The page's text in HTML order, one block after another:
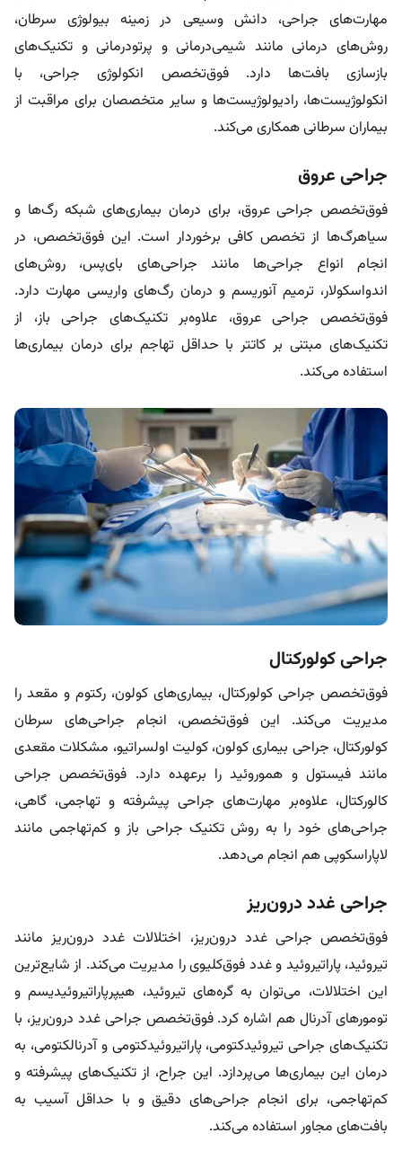
مهارت‌های جراحی، دانش وسیعی در زمینه بیولوژی سرطان،
روش‌های درمانی مانند شیمی‌درمانی و پرتودرمانی و تکنیک‌های
بازسازی بافت‌ها دارد. فوق‌تخصص انکولوژی جراحی، با
انکولوژیست‌ها، رادیولوژیست‌ها و سایر متخصصان برای مراقبت از
بیماران سرطانی همکاری می‌کند.
جراحی عروق
فوق‌تخصص جراحی عروق، برای درمان بیماری‌های شبکه رگ‌ها و
سیاهرگ‌ها از تخصص کافی برخوردار است. این فوق‌تخصص، در
انجام انواع جراحی‌ها مانند جراحی‌های بای‌پس، روش‌های
اندواسکولار، ترمیم آنوریسم و درمان رگ‌های واریسی مهارت دارد.
فوق‌تخصص جراحی عروق، علاوه‌بر تکنیک‌های جراحی باز، از
تکنیک‌های مبتنی بر کاتتر با حداقل تهاجم برای درمان بیماری‌ها
استفاده می‌کند.
جراحی کولورکتال
فوق‌تخصص جراحی کولورکتال، بیماری‌های کولون، رکتوم و مقعد را
مدیریت می‌کند. این فوق‌تخصص، انجام جراحی‌های سرطان
کولورکتال، جراحی بیماری کولون، کولیت اولسراتیو، مشکلات مقعدی
مانند فیستول و هموروئید را برعهده دارد. فوق‌تخصص جراحی
کالورکتال، علاوه‌بر مهارت‌های جراحی پیشرفته و تهاجمی، گاهی،
جراحی‌های خود را به روش تکنیک جراحی باز و کم‌تهاجمی مانند
لاپاراسکوپی هم انجام می‌دهد.
جراحی غدد درون‌ریز
فوق‌تخصص جراحی غدد درون‌ریز، اختلالات غدد درون‌ریز مانند
تیروئید، پاراتیروئید و غدد فوق‌کلیوی را مدیریت می‌کند. از شایع‌ترین
این اختلالات، می‌توان به گره‌های تیروئید، هیپرپاراتیروئیدیسم و
تومورهای آدرنال هم اشاره کرد. فوق‌تخصص جراحی غدد درون‌ریز، با
تکنیک‌های جراحی تیروئیدکتومی، پاراتیروئیدکتومی و آدرنالکتومی، به
درمان این بیماری‌ها می‌پردازد. این جراح، از تکنیک‌های پیشرفته و
کم‌تهاجمی، برای انجام جراحی‌های دقیق و با حداقل آسیب به
بافت‌های مجاور استفاده می‌کند.